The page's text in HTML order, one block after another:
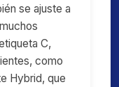
se ajuste a
C,
como
Hybrid, que